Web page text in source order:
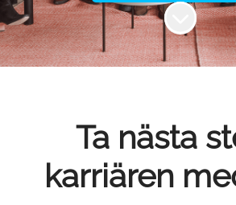
Skrolla för
Ta nästa
karriären